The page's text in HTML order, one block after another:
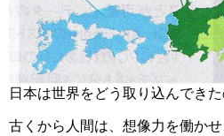
日本は世界をどう取り込んでき
古くから人間は、想像力を働か